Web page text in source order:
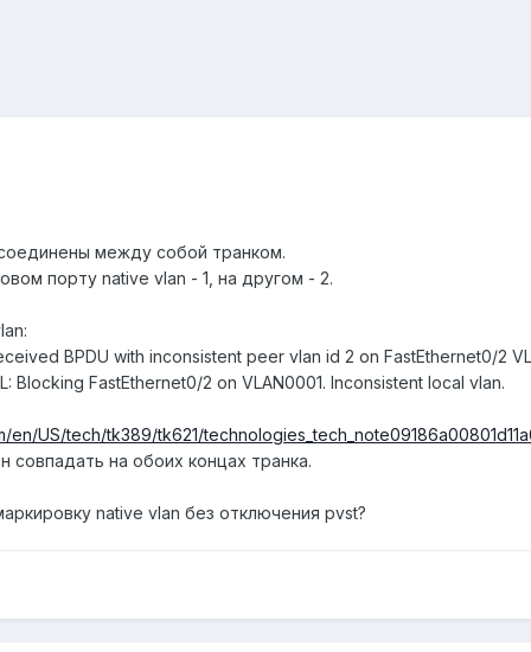
между собой транком.
порту native vlan - 1, на другом - 2.
BPDU with inconsistent peer vlan id 2 on FastEthernet0/2
Blocking FastEthernet0/2 on VLAN0001. Inconsistent local vlan.
en/US/tech/tk389/tk621/
совпадать на обоих концах транка.
native vlan без отключения pvst?